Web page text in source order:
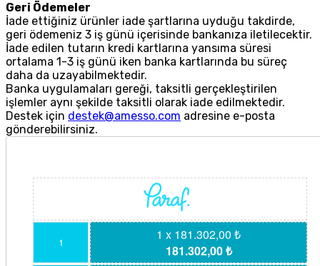
Geri Ödemeler
İade ettiğiniz ürünler iade şartlarına uyduğu takdirde,
geri ödemeniz 3 iş günü içerisinde bankanıza iletilecektir.
İade edilen tutarın kredi kartlarına yansıma süresi
ortalama 1-3 iş günü iken banka kartlarında bu süreç
daha da uzayabilmektedir.
Banka uygulamaları gereği, taksitli gerçekleştirilen
işlemler aynı şekilde taksitli olarak iade edilmektedir.
Destek için destek@amesso.com adresine e-posta
gönderebilirsiniz.
1
1 x 181.302,00 ₺
181.302,00 ₺